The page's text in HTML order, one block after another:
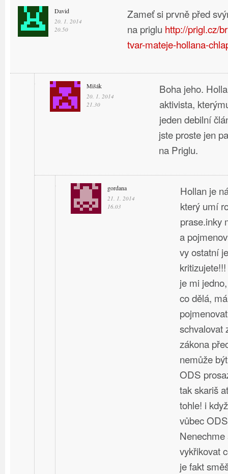
David
20. 1. 2014
20.50
Zameť si prvně před
na priglu http://prigl.cz/
tvar-mateje-hollana-
Mišák
20. 1. 2014
21.30
Boha jeho.
aktivista,
jeden debilní
jste proste jen
na Priglu.
gordana
21. 1. 2014
16.03
Hollan je
který umí
prase.inky
a
vy ostatní
je mi
co dělá,
schvalovat
zákona
nemůže
ODS
tak skariš
tohle! i
vůbec
vykřikovat
je fakt